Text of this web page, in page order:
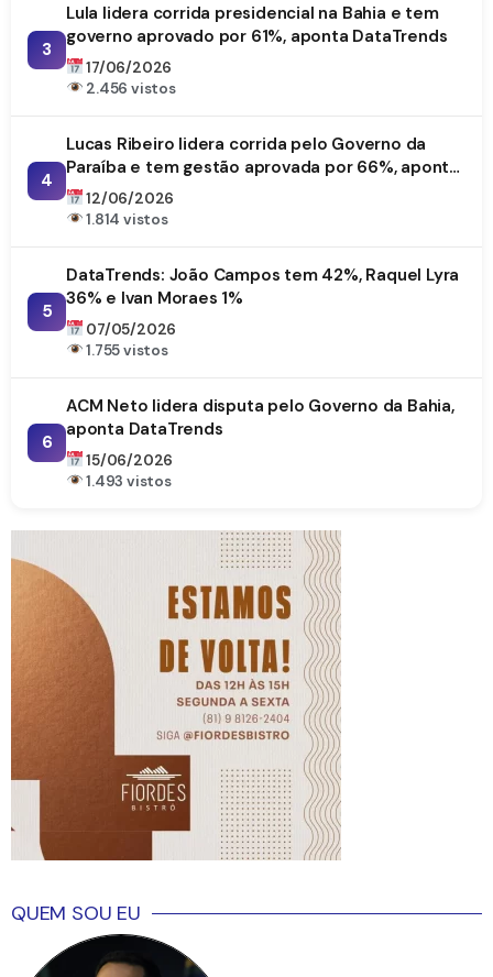
3
Lula lidera corrida presidencial na Bahia e tem
governo aprovado por 61%, aponta DataTrends
17/06/2026
2.456 vistos
4
Lucas Ribeiro lidera corrida pelo Governo da
Paraíba e tem gestão aprovada por 66%, aponta
DataTrends
12/06/2026
1.814 vistos
5
DataTrends: João Campos tem 42%, Raquel Lyra
36% e Ivan Moraes 1%
07/05/2026
1.755 vistos
6
ACM Neto lidera disputa pelo Governo da Bahia,
aponta DataTrends
15/06/2026
1.493 vistos
QUEM SOU EU